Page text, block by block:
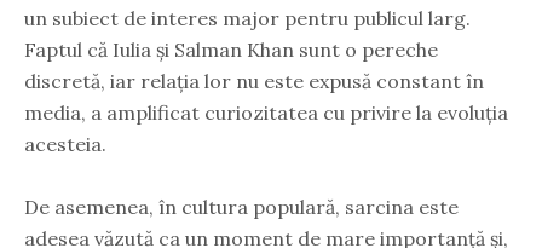
un subiect de interes major pentru publicul larg.
Faptul că Iulia și Salman Khan sunt o pereche
discretă, iar relația lor nu este expusă constant în
media, a amplificat curiozitatea cu privire la evoluția
acesteia.
De asemenea, în cultura populară, sarcina este
adesea văzută ca un moment de mare importanță și,